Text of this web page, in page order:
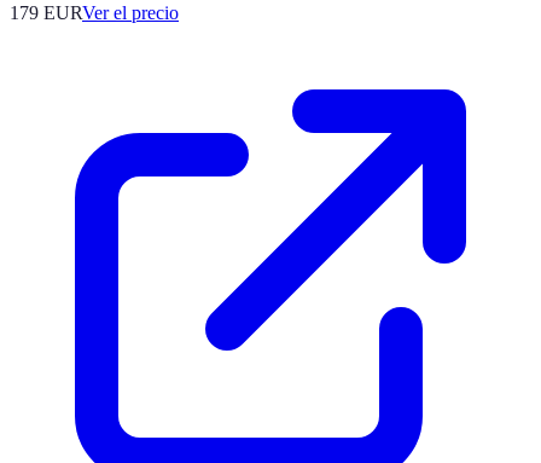
179 EURVer el precio